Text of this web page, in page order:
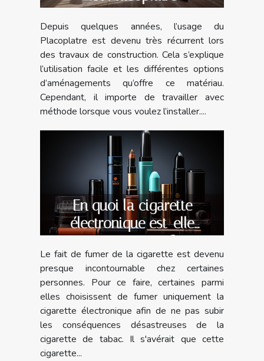
Depuis quelques années, l’usage du
Placoplatre est devenu très récurrent lors
des travaux de construction. Cela s’explique
l’utilisation facile et les différentes options
d’aménagements qu’offre ce matériau.
Cependant, il importe de travailler avec
méthode lorsque vous voulez l’installer....
En quoi la cigarette
électronique est-elle
avantageuse ?
Le fait de fumer de la cigarette est devenu
presque incontournable chez certaines
personnes. Pour ce faire, certaines parmi
elles choisissent de fumer uniquement la
cigarette électronique afin de ne pas subir
les conséquences désastreuses de la
cigarette de tabac. Il s'avérait que cette
cigarette...